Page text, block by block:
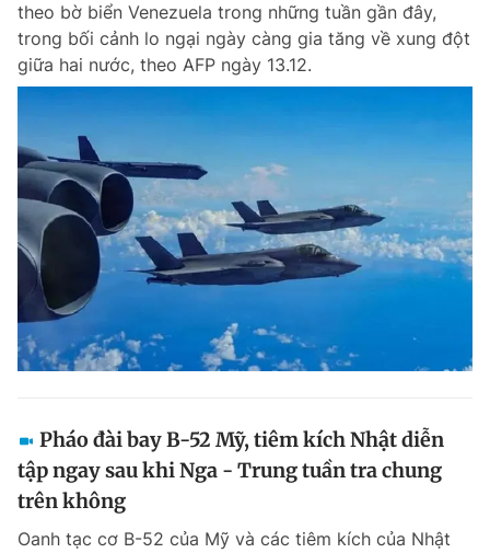
Giấy phép xuất bản số 110/GP - BTTTT cấp ngày 24.3.2020
© 2003-2026 Bản quyền thuộc về Báo Thanh Niên. Cấm sao chép
dưới mọi hình thức nếu không có sự chấp thuận bằng văn bản.
Phát triển bởi ePi Technologies, JSC.
theo bờ biển Venezuela trong những tuần gần đây,
trong bối cảnh lo ngại ngày càng gia tăng về xung đột
giữa hai nước, theo AFP ngày 13.12.
Pháo đài bay B-52 Mỹ, tiêm kích Nhật diễn
tập ngay sau khi Nga - Trung tuần tra chung
trên không
Oanh tạc cơ B-52 của Mỹ và các tiêm kích của Nhật